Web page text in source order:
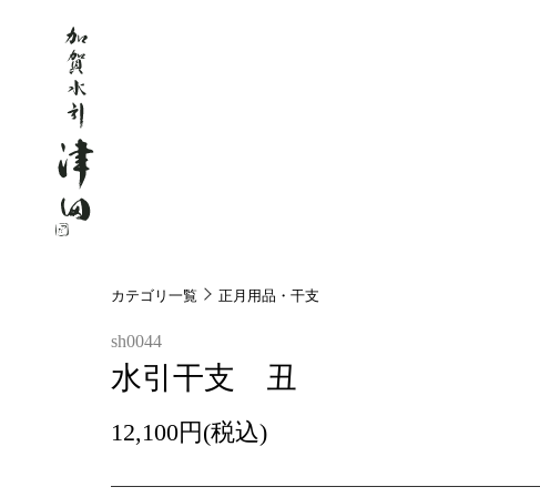
カテゴリ一覧 正月用品・干支
sh0044
水引干支 丑
12,100円(税込)